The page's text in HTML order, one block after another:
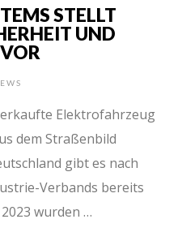
STELLT
UND
Elektrofahrzeug
dem Straßenbild
gibt es nach
Verbands bereits
wurden …